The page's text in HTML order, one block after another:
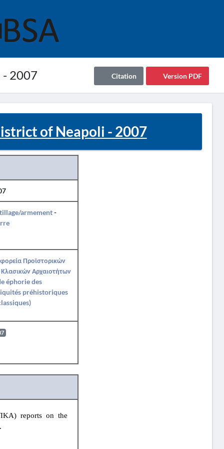
2007 Version PDF
Citation
of Neapoli - 2007
armement-
Προϊστορικών
Κλασικών Αρχαιοτήτων
éphorie des
préhistoriques
reports on the